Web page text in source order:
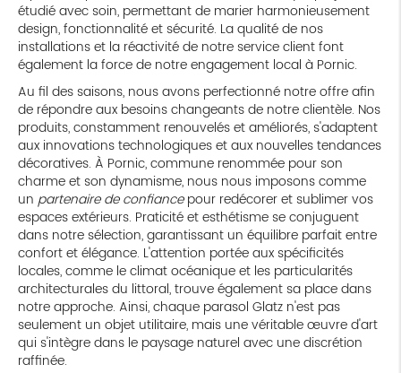
étudié avec soin, permettant de marier harmonieusement
design, fonctionnalité et sécurité. La qualité de nos
installations et la réactivité de notre service client font
également la force de notre engagement local à Pornic.
Au fil des saisons, nous avons perfectionné notre offre afin
de répondre aux besoins changeants de notre clientèle. Nos
produits, constamment renouvelés et améliorés, s'adaptent
aux innovations technologiques et aux nouvelles tendances
décoratives. À Pornic, commune renommée pour son
charme et son dynamisme, nous nous imposons comme
un partenaire de confiancepour redécorer et sublimer vos
espaces extérieurs. Praticité et esthétisme se conjuguent
dans notre sélection, garantissant un équilibre parfait entre
confort et élégance. L'attention portée aux spécificités
locales, comme le climat océanique et les particularités
architecturales du littoral, trouve également sa place dans
notre approche. Ainsi, chaque parasol Glatz n'est pas
seulement un objet utilitaire, mais une véritable œuvre d'art
qui s'intègre dans le paysage naturel avec une discrétion
raffinée.